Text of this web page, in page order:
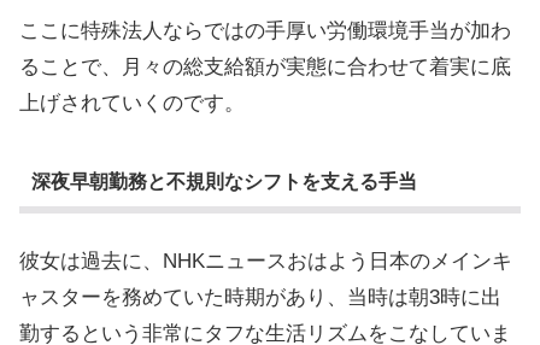
ここに特殊法人ならではの手厚い労働環境手当が加わ
ることで、月々の総支給額が実態に合わせて着実に底
上げされていくのです。
深夜早朝勤務と不規則なシフトを支える手当
彼女は過去に、NHKニュースおはよう日本のメインキ
ャスターを務めていた時期があり、当時は朝3時に出
勤するという非常にタフな生活リズムをこなしていま